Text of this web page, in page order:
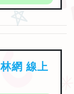
網 線上